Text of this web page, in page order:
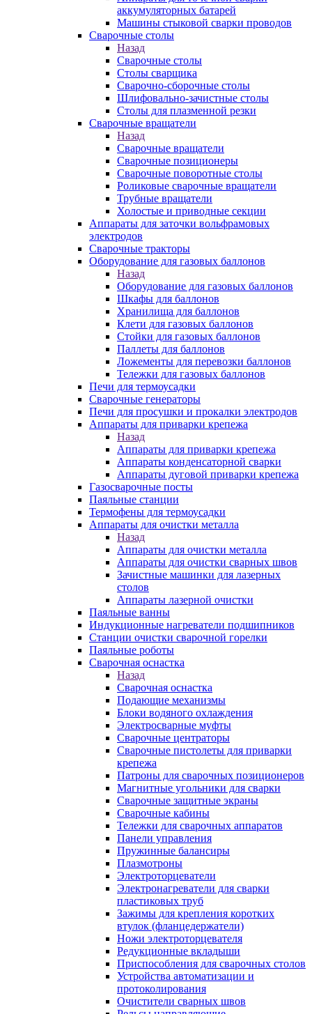
аккумуляторных батарей
Машины стыковой сварки проводов
Сварочные столы
Назад
Сварочные столы
Столы сварщика
Сварочно-сборочные столы
Шлифовально-зачистные столы
Столы для плазменной резки
Сварочные вращатели
Назад
Сварочные вращатели
Сварочные позиционеры
Сварочные поворотные столы
Роликовые сварочные вращатели
Трубные вращатели
Холостые и приводные секции
Аппараты для заточки вольфрамовых
электродов
Сварочные тракторы
Оборудование для газовых баллонов
Назад
Оборудование для газовых баллонов
Шкафы для баллонов
Хранилища для баллонов
Клети для газовых баллонов
Стойки для газовых баллонов
Паллеты для баллонов
Ложементы для перевозки баллонов
Тележки для газовых баллонов
Печи для термоусадки
Сварочные генераторы
Печи для просушки и прокалки электродов
Аппараты для приварки крепежа
Назад
Аппараты для приварки крепежа
Аппараты конденсаторной сварки
Аппараты дуговой приварки крепежа
Газосварочные посты
Паяльные станции
Термофены для термоусадки
Аппараты для очистки металла
Назад
Аппараты для очистки металла
Аппараты для очистки сварных швов
Зачистные машинки для лазерных
столов
Аппараты лазерной очистки
Паяльные ванны
Индукционные нагреватели подшипников
Станции очистки сварочной горелки
Паяльные роботы
Сварочная оснастка
Назад
Сварочная оснастка
Подающие механизмы
Блоки водяного охлаждения
Электросварные муфты
Сварочные центраторы
Сварочные пистолеты для приварки
крепежа
Патроны для сварочных позиционеров
Магнитные угольники для сварки
Сварочные защитные экраны
Сварочные кабины
Тележки для сварочных аппаратов
Панели управления
Пружинные балансиры
Плазмотроны
Электроторцеватели
Электронагреватели для сварки
пластиковых труб
Зажимы для крепления коротких
втулок (фланцедержатели)
Ножи электроторцевателя
Редукционные вкладыши
Приспособления для сварочных столов
Устройства автоматизации и
протоколирования
Очистители сварных швов